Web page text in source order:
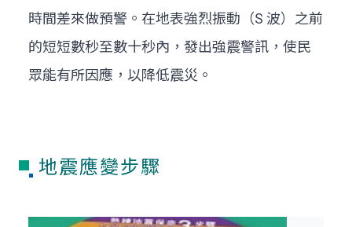
時間差來做預警。在地表強烈振動（S 波）之前
的短短數秒至數十秒內，發出強震警訊，使民
眾能有所因應，以降低震災。
地震應變步驟